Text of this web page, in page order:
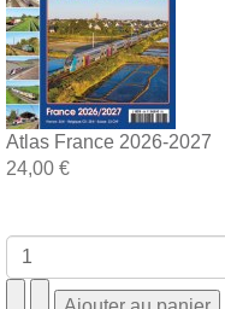
Atlas France 2026-2027
24,00 €